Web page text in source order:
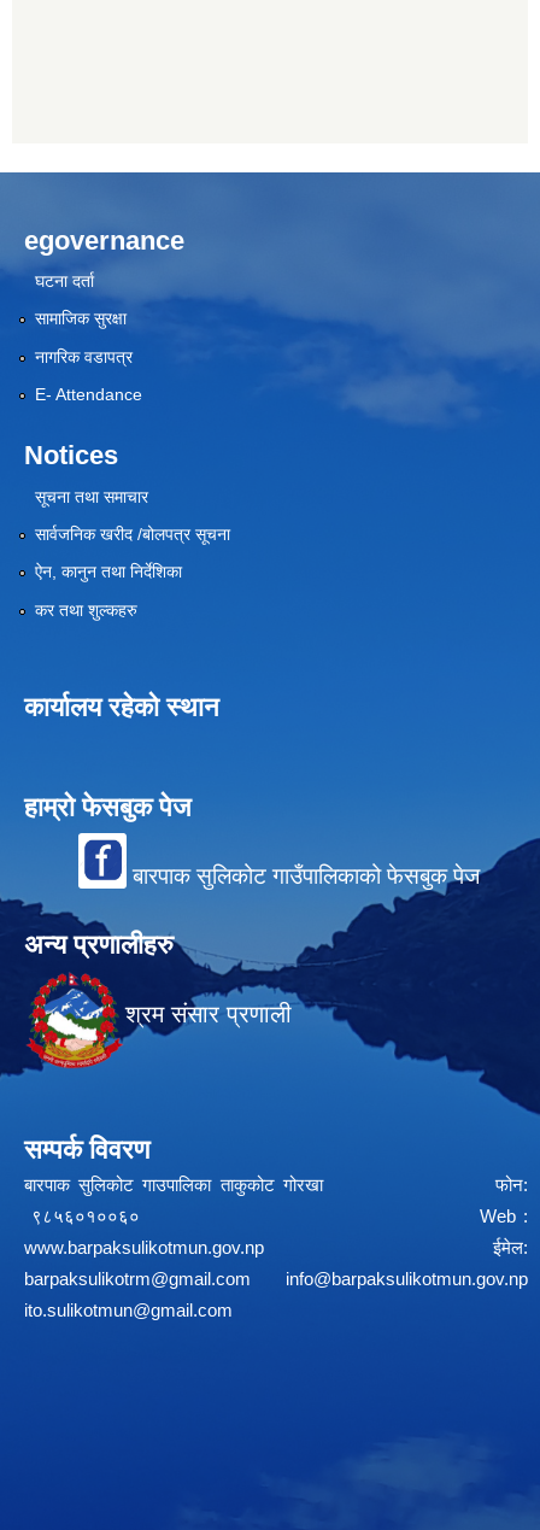
egovernance
घटना दर्ता
सामाजिक सुरक्षा
नागरिक वडापत्र
E- Attendance
Notices
सूचना तथा समाचार
सार्वजनिक खरीद /बोलपत्र सूचना
ऐन, कानुन तथा निर्देशिका
कर तथा शुल्कहरु
कार्यालय रहेको स्थान
हाम्रो फेसबुक पेज
बारपाक सुलिकोट गाउँपालिकाको फेसबुक पेज
अन्य प्रणालीहरु
श्रम संसार प्रणाली
सम्पर्क विवरण
बारपाक सुलिकोट गाउपालिका ताकुकोट गोरखा फोन:
९८५६०१००६० Web :
www.barpaksulikotmun.gov.np
ईमेल:
barpaksulikotrm@gmail.com
info@barpaksulikotmun.gov.np
ito.sulikotmun@gmail.com